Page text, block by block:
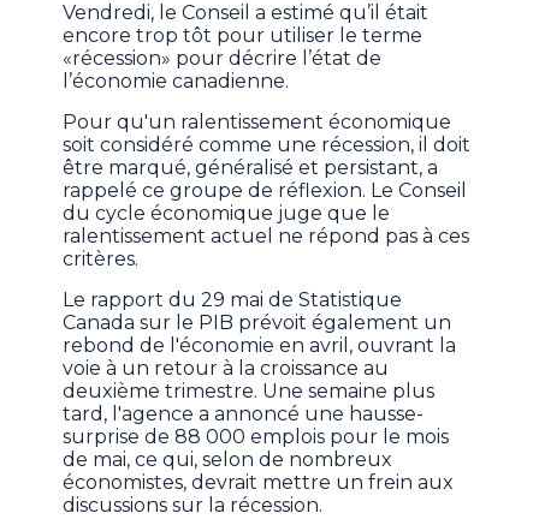
Vendredi, le Conseil a estimé qu’il était
encore trop tôt pour utiliser le terme
«récession» pour décrire l’état de
l’économie canadienne.
Pour qu'un ralentissement économique
soit considéré comme une récession, il doit
être marqué, généralisé et persistant, a
rappelé ce groupe de réflexion. Le Conseil
du cycle économique juge que le
ralentissement actuel ne répond pas à ces
critères.
Le rapport du 29 mai de Statistique
Canada sur le PIB prévoit également un
rebond de l'économie en avril, ouvrant la
voie à un retour à la croissance au
deuxième trimestre. Une semaine plus
tard, l'agence a annoncé une hausse-
surprise de 88 000 emplois pour le mois
de mai, ce qui, selon de nombreux
économistes, devrait mettre un frein aux
discussions sur la récession.